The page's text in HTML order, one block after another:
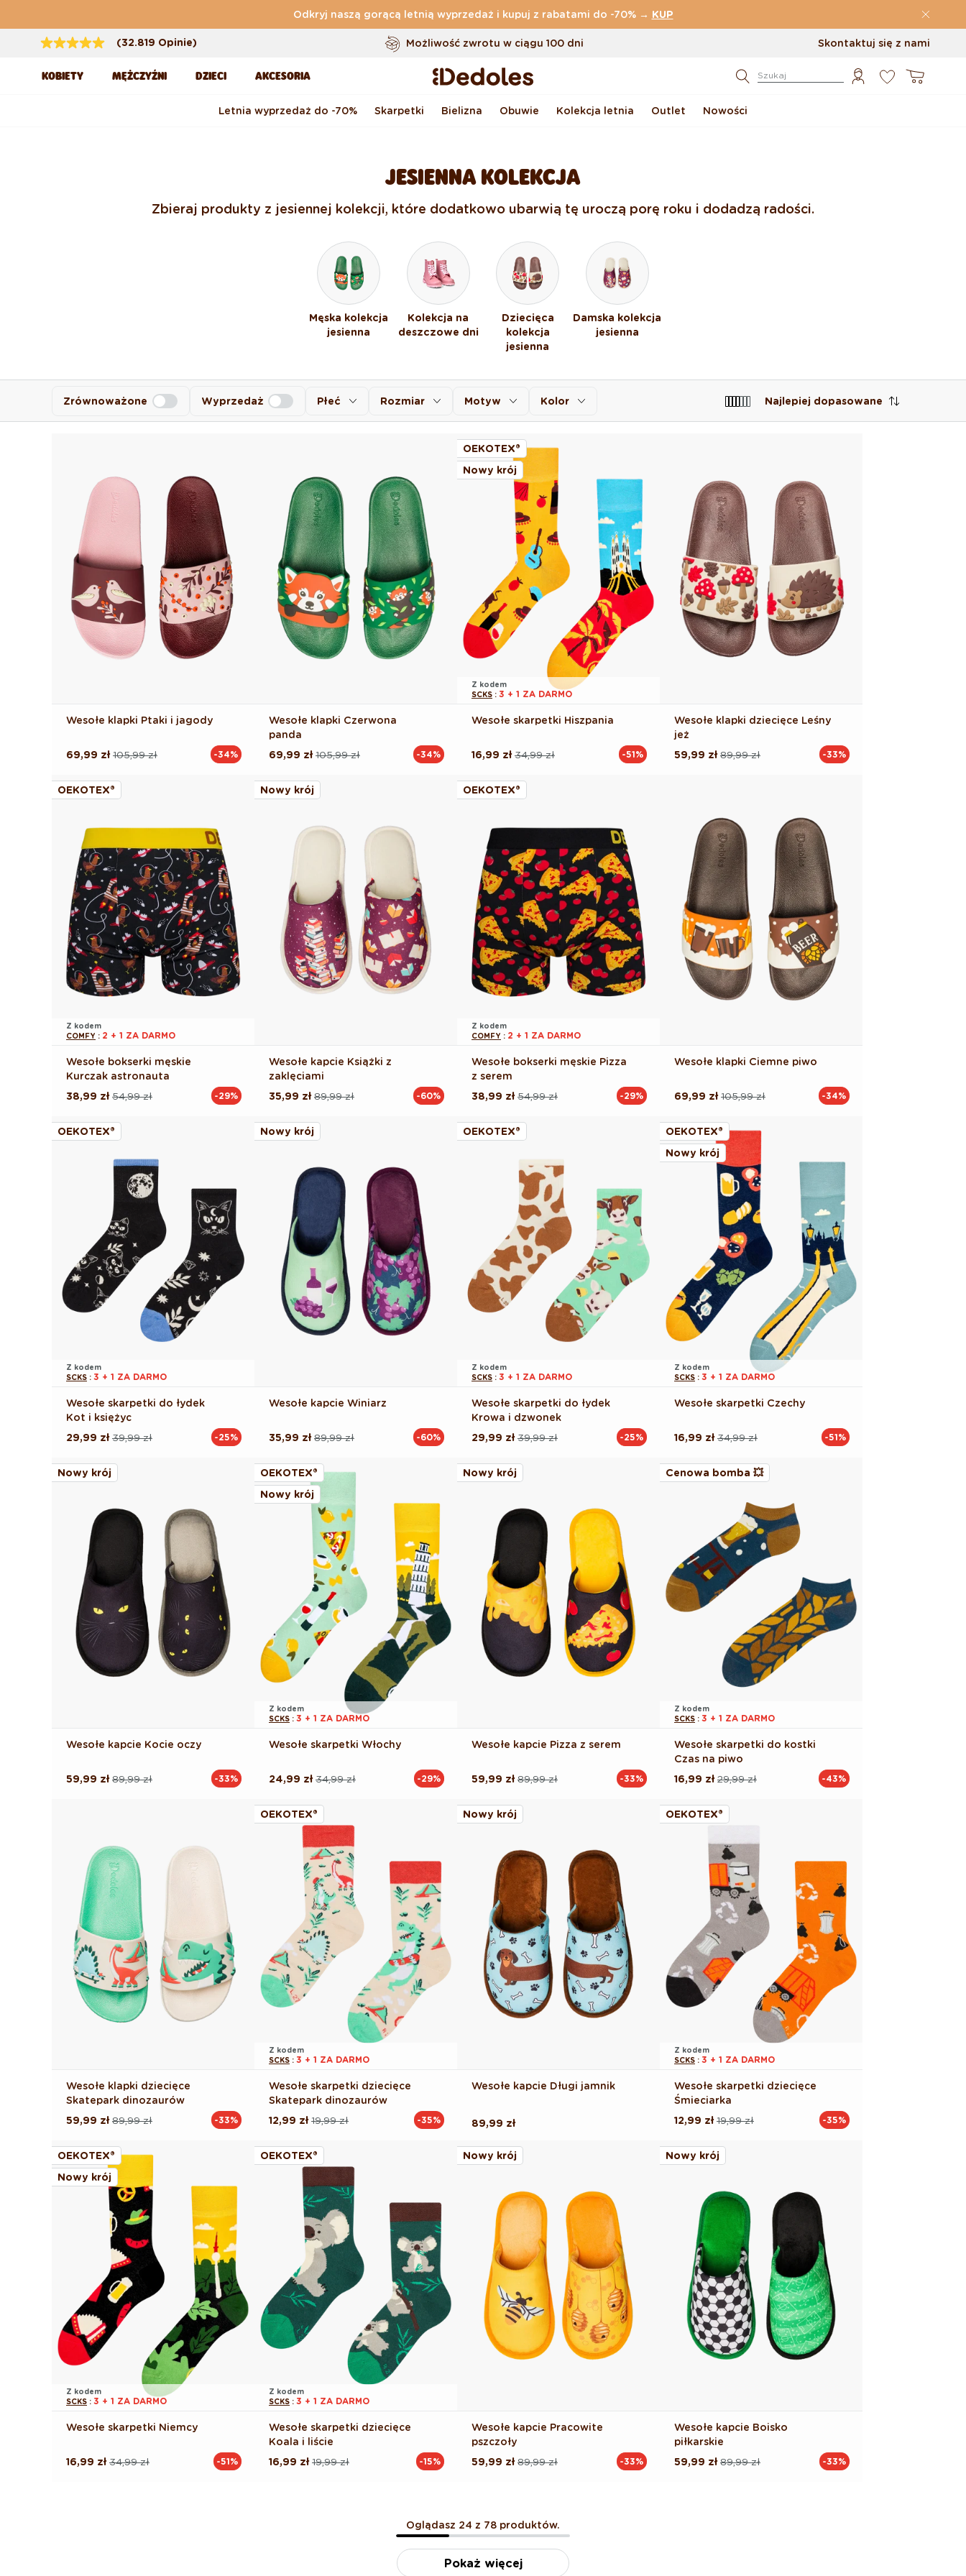
Odkryj naszą gorącą letnią wyprzedaż i kupuj z rabatami do -70% → KUP
(32.819 Opinie)
Darmowa dostawa zamówień o wartości powyżej169 zł
Możliwość zwrotu w ciągu 100 dni
Oryginalne wzornictwo stworzone przez nas
Skontaktuj się z nami
KOBIETY MĘŻCZYŹNI DZIECI AKCESORIA Szukaj Koszyk
Letnia wyprzedaż do -70% Skarpetki Bielizna Obuwie Kolekcja letnia Outlet Nowości
JESIENNA KOLEKCJA
Zbieraj produkty z jesiennej kolekcji, które dodatkowo ubarwią tę uroczą porę roku i dodadzą radości.
Męska kolekcja
jesienna
Kolekcja na
deszczowe dni
Dziecięca
kolekcja
jesienna
Damska kolekcja
jesienna
Płeć Rozmiar Motyw Kolor
Zrównoważone Wyprzedaż Najlepiej dopasowane
Wesołe klapki Ptaki i jagody
Cena
105,99 zł
Cena
69,99 zł -34%
Wesołe klapki Czerwona
panda
Cena
105,99 zł
Cena
69,99 zł -34%
OEKOTEX®
Nowy krój
Z kodem
SCKS : 3 + 1 ZA DARMO
Wesołe skarpetki Hiszpania
Cena
34,99 zł
Cena
16,99 zł -51%
Wesołe klapki dziecięce Leśny
jeż
Cena
89,99 zł
Cena
59,99 zł -33%
OEKOTEX®
Z kodem
COMFY : 2 + 1 ZA DARMO
Wesołe bokserki męskie
Kurczak astronauta
Cena
54,99 zł
Cena
38,99 zł -29%
Nowy krój
Wesołe kapcie Książki z
zaklęciami
Cena
89,99 zł
Cena
35,99 zł -60%
OEKOTEX®
Z kodem
COMFY : 2 + 1 ZA DARMO
Wesołe bokserki męskie Pizza
z serem
Cena
54,99 zł
Cena
38,99 zł -29%
Wesołe klapki Ciemne piwo
Cena
105,99 zł
Cena
69,99 zł -34%
OEKOTEX®
Z kodem
SCKS : 3 + 1 ZA DARMO
Wesołe skarpetki do łydek
Kot i księżyc
Cena
39,99 zł
Cena
29,99 zł -25%
Nowy krój
Wesołe kapcie Winiarz
Cena
89,99 zł
Cena
35,99 zł -60%
OEKOTEX®
Z kodem
SCKS : 3 + 1 ZA DARMO
Wesołe skarpetki do łydek
Krowa i dzwonek
Cena
39,99 zł
Cena
29,99 zł -25%
OEKOTEX®
Nowy krój
Z kodem
SCKS : 3 + 1 ZA DARMO
Wesołe skarpetki Czechy
Cena
34,99 zł
Cena
16,99 zł -51%
Nowy krój
Wesołe kapcie Kocie oczy
Cena
89,99 zł
Cena
59,99 zł -33%
OEKOTEX®
Nowy krój
Z kodem
SCKS : 3 + 1 ZA DARMO
Wesołe skarpetki Włochy
Cena
34,99 zł
Cena
24,99 zł -29%
Nowy krój
Wesołe kapcie Pizza z serem
Cena
89,99 zł
Cena
59,99 zł -33%
Cenowa bomba 💥
Z kodem
SCKS : 3 + 1 ZA DARMO
Wesołe skarpetki do kostki
Czas na piwo
Cena
29,99 zł
Cena
16,99 zł -43%
Wesołe klapki dziecięce
Skatepark dinozaurów
Cena
89,99 zł
Cena
59,99 zł -33%
OEKOTEX®
Z kodem
SCKS : 3 + 1 ZA DARMO
Wesołe skarpetki dziecięce
Skatepark dinozaurów
Cena
19,99 zł
Cena
12,99 zł -35%
Nowy krój
Wesołe kapcie Długi jamnik
Cena
89,99 zł
OEKOTEX®
Z kodem
SCKS : 3 + 1 ZA DARMO
Wesołe skarpetki dziecięce
Śmieciarka
Cena
19,99 zł
Cena
12,99 zł -35%
OEKOTEX®
Nowy krój
Z kodem
SCKS : 3 + 1 ZA DARMO
Wesołe skarpetki Niemcy
Cena
34,99 zł
Cena
16,99 zł -51%
OEKOTEX®
Z kodem
SCKS : 3 + 1 ZA DARMO
Wesołe skarpetki dziecięce
Koala i liście
Cena
19,99 zł
Cena
16,99 zł -15%
Nowy krój
Wesołe kapcie Pracowite
pszczoły
Cena
89,99 zł
Cena
59,99 zł -33%
Nowy krój
Wesołe kapcie Boisko
piłkarskie
Cena
89,99 zł
Cena
59,99 zł -33%
Oglądasz 24 z 78 produktów.
Pokaż więcej